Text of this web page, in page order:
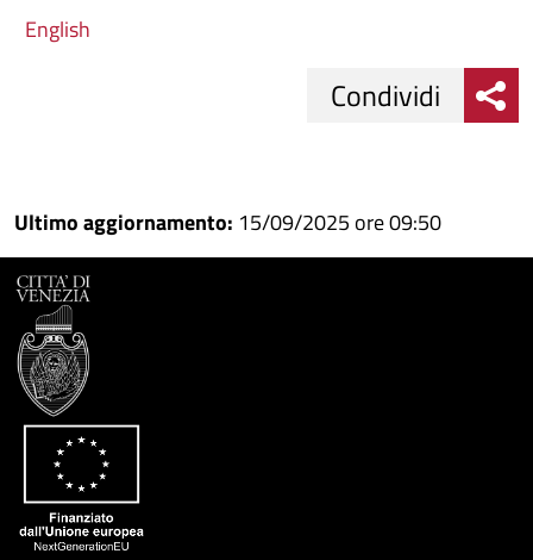
English
su
Facebook
Condividi
su
Condividi
Condividi
Ultimo aggiornamento: 15/09/2025 ore 09:50